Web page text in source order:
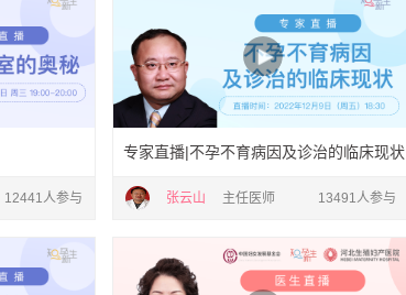
12441人参与
专家直播|不孕不育病因及诊治的临床现状
张云山 主任医师 13491人参与